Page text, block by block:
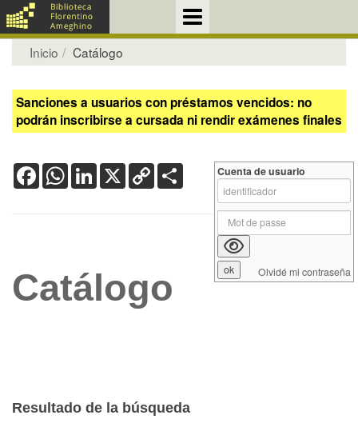
Inicio Catálogo
Sanciones a usuarios con préstamos vencidos: no
podrán inscribirse a cursada ni rendir exámenes finales
FacebookWhatsApp
LinkedIn
X Copy
Link
Catálogo
Resultado de la búsqueda
Cuenta de usuario
Olvidé mi contraseña